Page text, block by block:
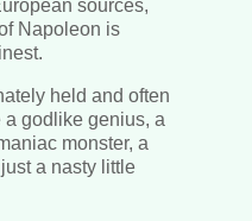
sources,
Napoleon is
held and often
godlike genius, a
monster, a
a nasty little